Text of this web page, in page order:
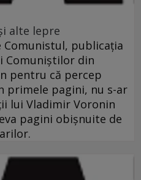
alte lepre
Comunistul, publicaţia
Comuniştilor din
pentru că percep
primele pagini, nu s-ar
lui Vladimir Voronin
pagini obişnuite de